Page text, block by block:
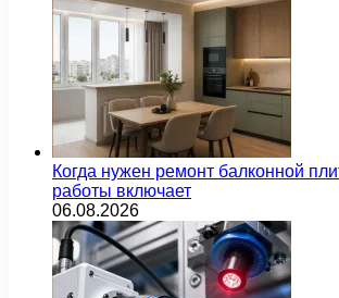
Когда нужен ремонт балконной
работы включает
06.08.2026